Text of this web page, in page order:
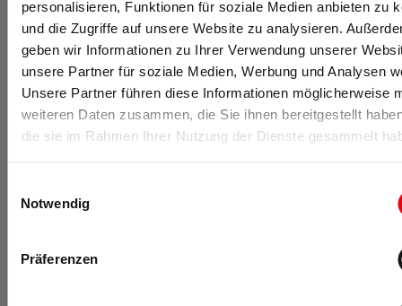
personalisieren, Funktionen für soziale Medien anbieten zu
und die Zugriffe auf unsere Website zu analysieren.
geben wir Informationen zu Ihrer Verwendung unserer
unsere Partner für soziale Medien, Werbung und Analysen
Unsere Partner führen diese Informationen möglicherweise
weiteren Daten zusammen, die Sie ihnen bereitgestellt
die sie im Rahmen Ihrer Nutzung der Dienste gesammelt
Notwendig
Präferenzen
Mit dem Grundgedanken, dass wir immer besser werden
können, und einem starken Team werden wir unseren
Wachstumskurs mit viel Augenmaß weiter fortsetzen und
viele neue Ideen entwickeln.